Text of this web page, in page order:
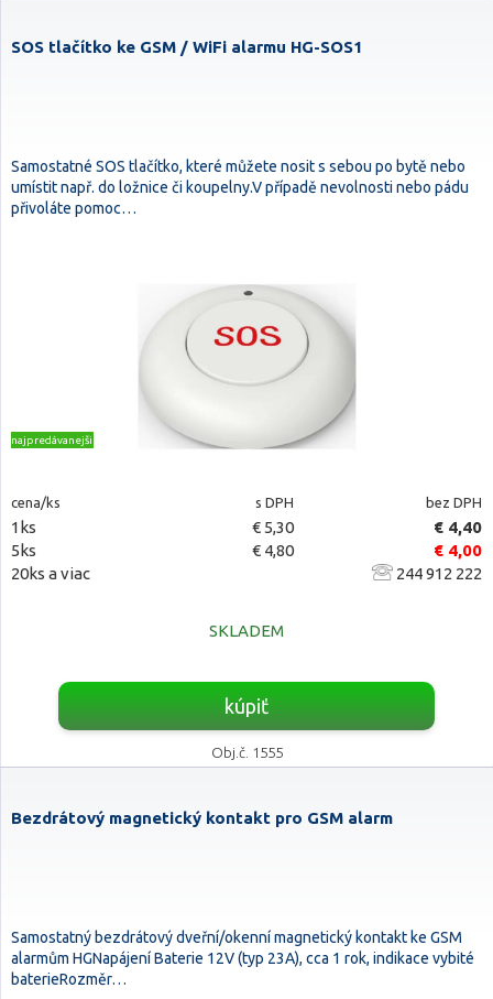
SOS tlačítko ke GSM / WiFi alarmu HG-SOS1
Samostatné SOS tlačítko, které můžete nosit s sebou po bytě nebo
umístit např. do ložnice či koupelny.V případě nevolnosti nebo pádu
přivoláte pomoc…
najpredávanejšie
cena/ks s DPH bez DPH
1ks € 5,30
€ 4,40
5ks
€ 4,80
€ 4,00
20ks a viac
244 912 222
SKLADEM
kúpiť
Obj.č. 1555
Bezdrátový magnetický kontakt pro GSM alarm
Samostatný bezdrátový dveřní/okenní magnetický kontakt ke GSM
alarmům HGNapájení Baterie 12V (typ 23A), cca 1 rok, indikace vybité
baterieRozměr…